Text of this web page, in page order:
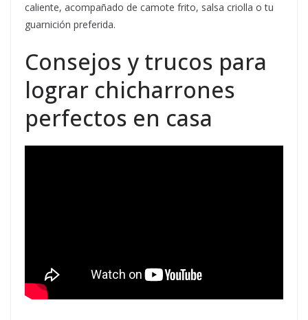
caliente, acompañado de camote frito, salsa criolla o tu
guarnición preferida.
Consejos y trucos para
lograr chicharrones
perfectos en casa